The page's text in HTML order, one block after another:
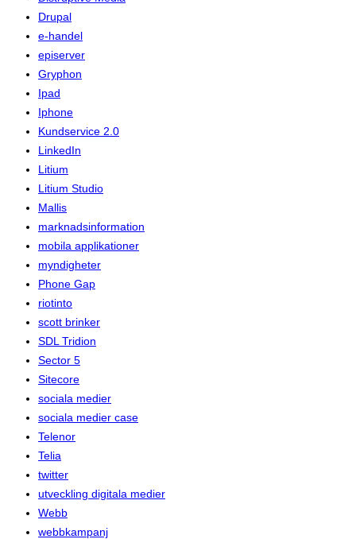
Drupal
e-handel
episerver
Gryphon
Ipad
Iphone
Kundservice 2.0
LinkedIn
Litium
Litium Studio
Mallis
marknadsinformation
mobila applikationer
myndigheter
Phone Gap
riotinto
scott brinker
SDL Tridion
Sector 5
Sitecore
sociala medier
sociala medier case
Telenor
Telia
twitter
utveckling digitala medier
Webb
webbkampanj